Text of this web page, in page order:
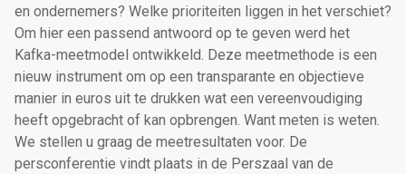
en ondernemers? Welke prioriteiten liggen in het verschiet?
Om hier een passend antwoord op te geven werd het
Kafka-meetmodel ontwikkeld. Deze meetmethode is een
nieuw instrument om op een transparante en objectieve
manier in euros uit te drukken wat een vereenvoudiging
heeft opgebracht of kan opbrengen. Want meten is weten.
We stellen u graag de meetresultaten voor. De
persconferentie vindt plaats in de Perszaal van de